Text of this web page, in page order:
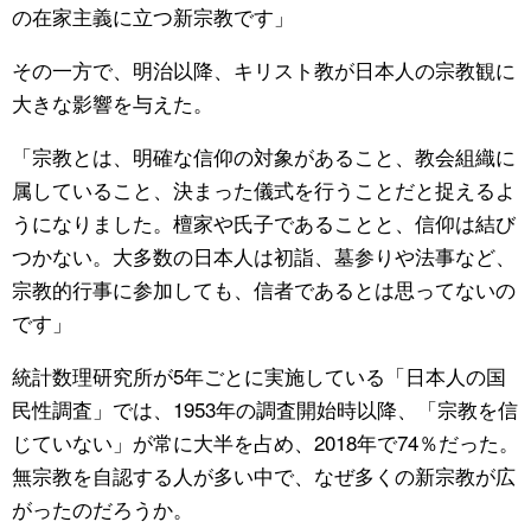
の在家主義に立つ新宗教です」
その一方で、明治以降、キリスト教が日本人の宗教観に
大きな影響を与えた。
「宗教とは、明確な信仰の対象があること、教会組織に
属していること、決まった儀式を行うことだと捉えるよ
うになりました。檀家や氏子であることと、信仰は結び
つかない。大多数の日本人は初詣、墓参りや法事など、
宗教的行事に参加しても、信者であるとは思ってないの
です」
統計数理研究所が5年ごとに実施している「日本人の国
民性調査」では、1953年の調査開始時以降、「宗教を信
じていない」が常に大半を占め、2018年で74％だった。
無宗教を自認する人が多い中で、なぜ多くの新宗教が広
がったのだろうか。